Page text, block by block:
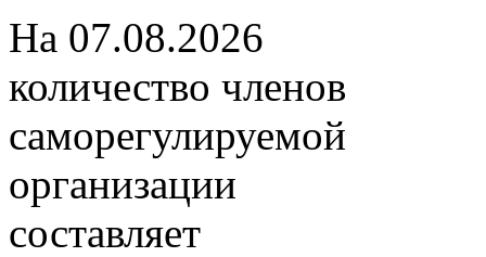
На 07.08.2026
количество членов
саморегулируемой
организации
составляет